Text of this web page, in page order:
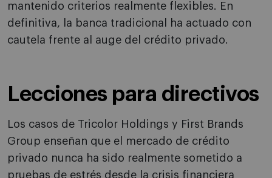
mantenido criterios realmente flexibles. En
definitiva, la banca tradicional ha actuado con
cautela frente al auge del crédito privado.
Lecciones para directivos
Los casos de Tricolor Holdings y First Brands
Group enseñan que el mercado de crédito
privado nunca ha sido realmente sometido a
pruebas de estrés desde la crisis financiera